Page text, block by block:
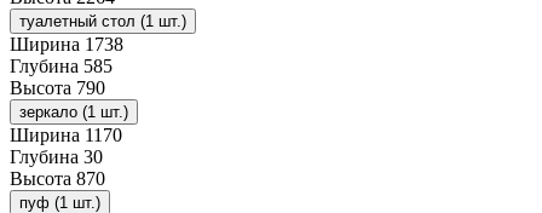
туалетный стол (1 шт.)
Ширина 1738
Глубина 585
Высота 790
зеркало (1 шт.)
Ширина 1170
Глубина 30
Высота 870
пуф (1 шт.)